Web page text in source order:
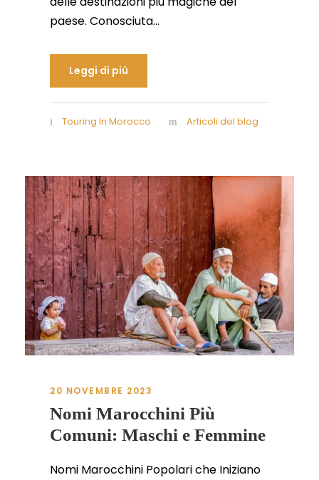
paese. Conosciuta...
Leggi di più
Touring In Morocco Articoli del blog
20 NOVEMBRE 2023
Nomi Marocchini Più
Comuni: Maschi e Femmine
Nomi Marocchini Popolari che Iniziano